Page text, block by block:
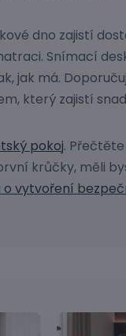
dno zajistí
Snímací
jak má.
který zajistí
pokoj.
krůčky, měli
o vytvoření